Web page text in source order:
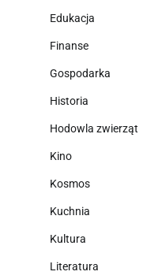
Edukacja
Finanse
Gospodarka
Historia
Hodowla zwierząt
Kino
Kosmos
Kuchnia
Kultura
Literatura